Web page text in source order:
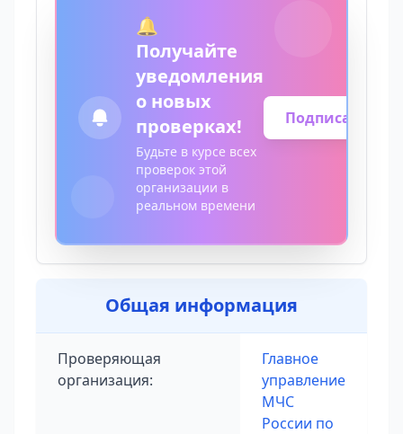
🔔
Получайте
уведомления
о новых
проверках!
Будьте в курсе всех
проверок этой
организации в
реальном времени
Подписаться
Общая информация
Проверяющая
организация:
Главное
управление
МЧС
России по